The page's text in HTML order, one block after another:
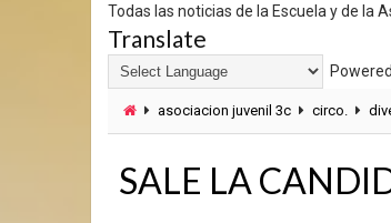
Todas las noticias de la Escuela y de la
Translate
asociacion juvenil 3c circo.
SALE LA